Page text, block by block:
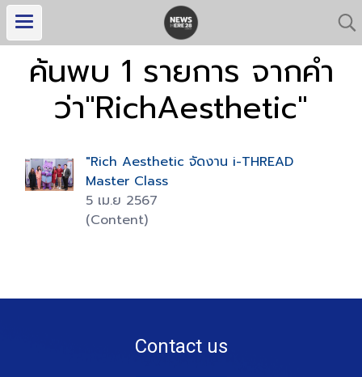
ค้นพบ 1 รายการ จากคำ
ว่า"RichAesthetic"
"Rich Aesthetic จัดงาน i-THREAD
Master Class
5 เม.ย 2567
(Content)
Contact us